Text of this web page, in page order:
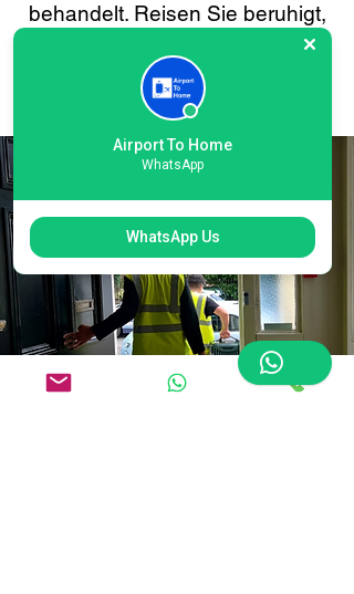
behandelt. Reisen Sie beruhigt,
denn Ihr Gepäck ist auf jedem
Schritt des Weges in guten
Händen.
Airport To Home
WhatsApp
WhatsApp Us